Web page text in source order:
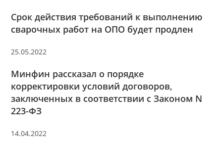
Срок действия требований к выполнению
сварочных работ на ОПО будет продлен
25.05.2022
Минфин рассказал о порядке
корректировки условий договоров,
заключенных в соответствии с Законом N
223-ФЗ
14.04.2022